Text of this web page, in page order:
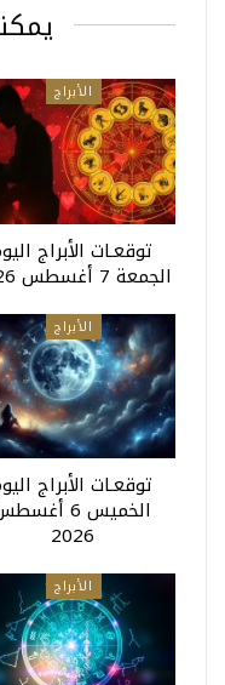
الأبراج
توقعـات الأبراج
الجمعة 7 أغسطس 2026
الأبراج
توقعـات الأبراج
الخميس 6
2026
الأبراج